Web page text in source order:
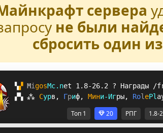
сервера
не были
сбросить один
▚▞ Mi gosMc. net 1.8-26.2 ? Награды /
▞▚ ⁂ Сурв , Гриф, Мини-Игры, Rol ePl a
Топ 1 20 РПГ 1.8-